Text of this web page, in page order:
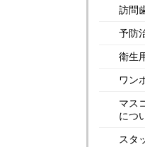
訪問
予防
衛生
ワン
マス
につ
スタ